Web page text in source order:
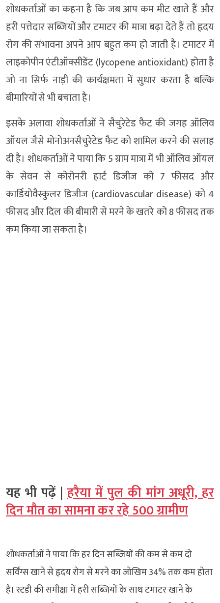
शोधकर्ताओं का कहना है कि जब आप कम मीट खाते हैं और
हरी पत्तेदार सब्जियों और टमाटर की मात्रा बढ़ा देते हैं तो हृदय
रोग की संभावना अपने आप बहुत कम हो जाती है। टमाटर में
लाइकोपीन एंटीऑक्सीडेंट (lycopene antioxidant) होता है
जो ना सिर्फ नाड़ी की कार्यक्षमता में सुधार करता है बल्कि
बीमारियों से भी बचाता है।
इसके अलावा शोधकर्ताओं ने सैचुरेटेड फैट की जगह ऑलिव
ऑयल जैसे मोनोअनसैचुरेटेड फैट को शामिल करने की सलाह
दी है। शोधकर्ताओं ने पाया कि 5 ग्राम मात्रा में भी ऑलिव ऑयल
के सेवन से कोरोनरी हार्ट डिजीज को 7 फीसद और
कार्डियोवैस्कुलर डिजीज (cardiovascular disease) को 4
फीसद और दिल की बीमारी से मरने के खतरे को 8 फीसद तक
कम किया जा सकता है।
यह भी पढ़ें | हरैया में पुल की मांग अधूरी, हर
दिन मौत का सामना कर रहे 500 ग्रामीण
शोधकर्ताओं ने पाया कि हर दिन सब्जियों की कम से कम दो
सर्विंग्स खाने से हृदय रोग से मरने का जोखिम 34% तक कम होता
है। स्टडी की समीक्षा में हरी सब्जियों के साथ टमाटर खाने के